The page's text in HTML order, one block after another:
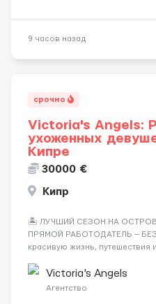
9 часов назад
срочно
Victoria's Angels:
ухоженных
Кипре
30000 €
Кипр
🏝️ ЛУЧШИЙ СЕЗОН НА
ПРЯМОЙ РАБОТОДАТЕЛЬ —
красивую жизнь, путешествия
Опытная команда с годами
клиентов (без ...
Victoria's Angels
Агентство